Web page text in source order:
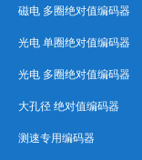
磁电 多圈绝对值编码器
光电 单圈绝对值编码器
光电 多圈绝对值编码器
大孔径 绝对值编码器
测速专用编码器